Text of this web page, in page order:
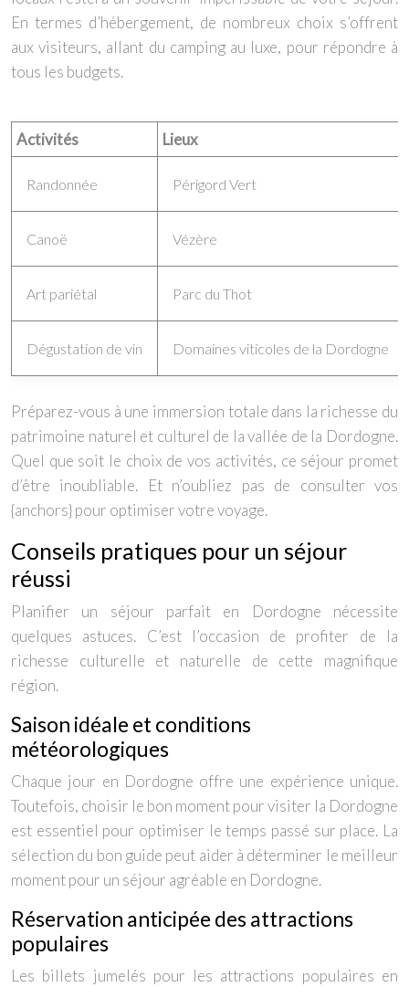
En termes d’hébergement, de nombreux choix s’offrent
aux visiteurs, allant du camping au luxe, pour répondre à
tous les budgets.
Activités Lieux
Randonnée Périgord Vert
Canoë Vézère
Art pariétal Parc du Thot
Dégustation de vin Domaines viticoles de la Dordogne
Préparez-vous à une immersion totale dans la richesse du
patrimoine naturel et culturel de la vallée de la Dordogne.
Quel que soit le choix de vos activités, ce séjour promet
d’être inoubliable. Et n’oubliez pas de consulter vos
{anchors} pour optimiser votre voyage.
Conseils pratiques pour un séjour
réussi
Planifier un séjour parfait en Dordogne nécessite
quelques astuces. C’est l’occasion de profiter de la
richesse culturelle et naturelle de cette magnifique
région.
Saison idéale et conditions
météorologiques
Chaque jour en Dordogne offre une expérience unique.
Toutefois, choisir le bon moment pour visiter la Dordogne
est essentiel pour optimiser le temps passé sur place. La
sélection du bon guide peut aider à déterminer le meilleur
moment pour un séjour agréable en Dordogne.
Réservation anticipée des attractions
populaires
Les billets jumelés pour les attractions populaires en